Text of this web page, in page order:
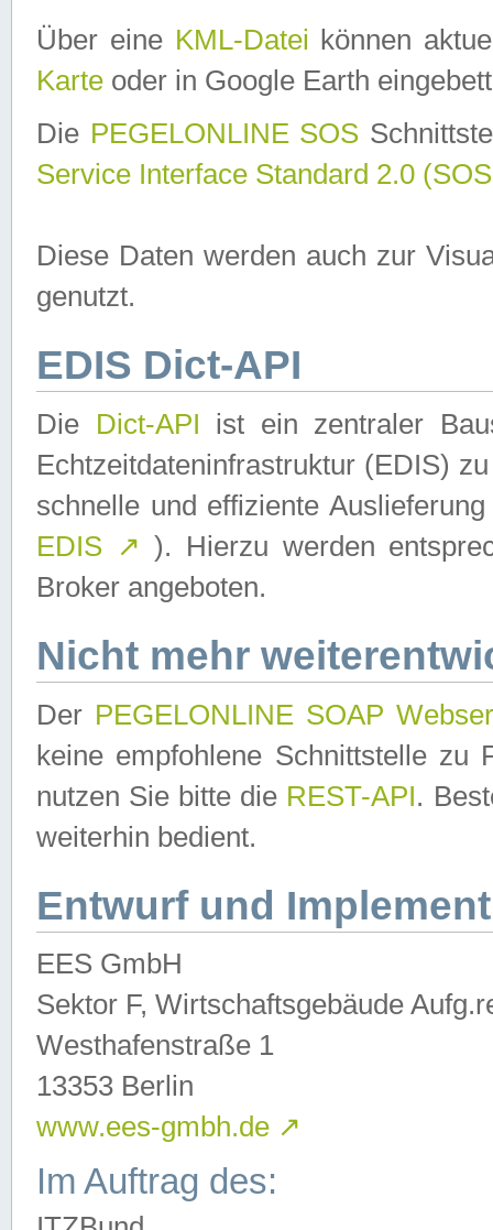
Über eine KML-Datei können
Karte oder in Google Earth
Die PEGELONLINE SOS
Service Interface Standard 2.0
Diese Daten werden auch zur
genutzt.
EDIS Dict-API
Die Dict-API ist ein zentraler
Echtzeitdateninfrastruktur (EDIS)
schnelle und effiziente
EDIS ↗ ). Hierzu werden
Broker angeboten.
Nicht mehr
Der PEGELONLINE SOAP
keine empfohlene Schnittstelle zu
nutzen Sie bitte die REST-API.
weiterhin bedient.
Entwurf und
EES GmbH
Sektor F, Wirtschaftsgebäude
Westhafenstraße 1
13353 Berlin
www.ees-gmbh.de ↗
Im Auftrag des: